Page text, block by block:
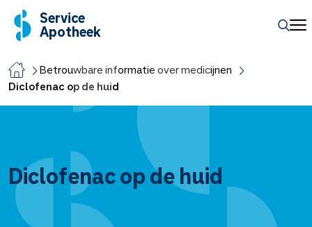
Service
Apotheek
Betrouwbare informatie over medicijnen
Diclofenac op de huid
Diclofenac op de huid